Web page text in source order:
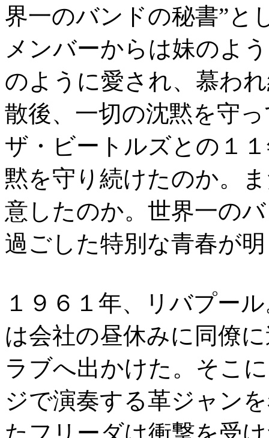
界一のバンドの秘書”と
メンバーからは妹のよ
のように愛され、慕わ
散後、一切の沈黙を守
ザ・ビートルズとの１
黙を守り続けたのか。
意したのか。世界一の
過ごした特別な青春が
１９６１年、リバプー
は会社の昼休みに同僚
ラブへ出かけた。そこ
ジで演奏する革ジャン